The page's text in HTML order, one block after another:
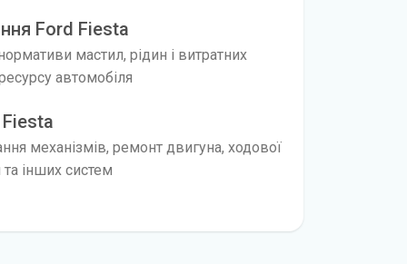
Ford Fiesta
мастил, рідин і витратних
автомобіля
Fiesta
механізмів, ремонт двигуна, ходової
та інших систем